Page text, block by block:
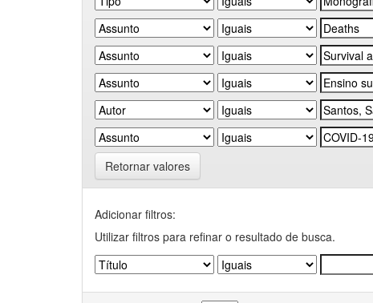
Retornar valores
Adicionar filtros:
Utilizar filtros para refinar o resultado de busca.